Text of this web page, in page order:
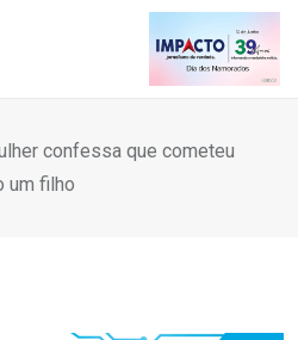
confessa que cometeu
um filho